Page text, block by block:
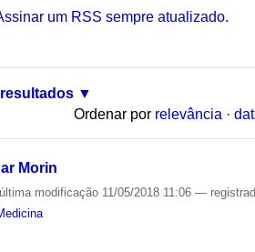
um RSS sempre atualizado.
Ordenar por relevância ·
Morin
última modificação 11/05/2018 11:06—